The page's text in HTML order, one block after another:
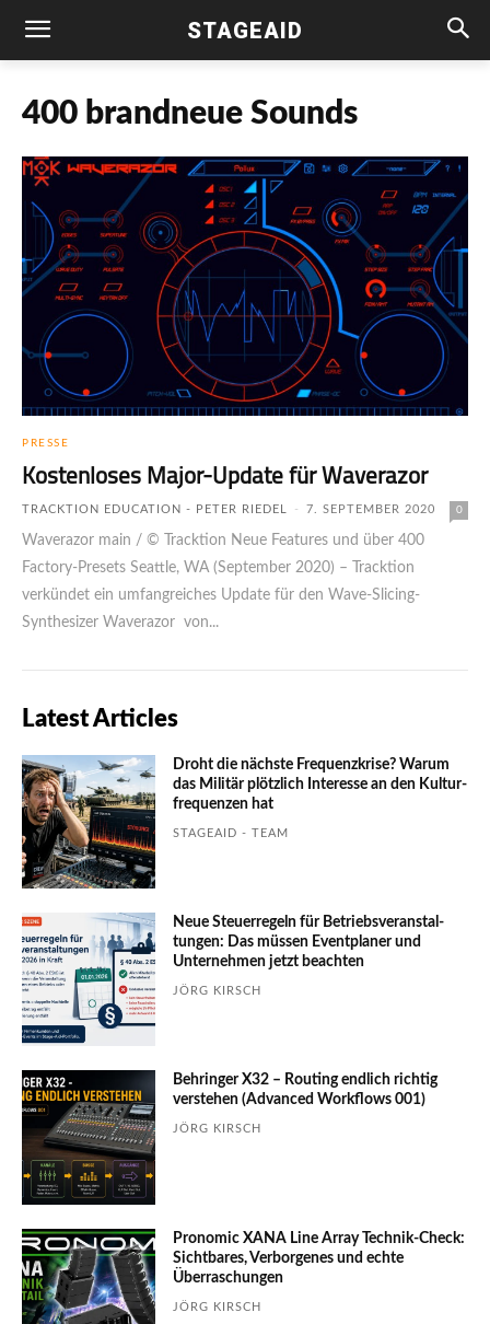
STAGEAID
400 brandneue Sounds
PRESSE
Kostenloses Major-Update für Waverazor
TRACKTION EDUCATION - PETER RIEDEL - 7. SEPTEMBER 2020 0
Waverazor main / © Tracktion Neue Features und über 400
Factory-Presets Seattle, WA (September 2020) – Tracktion
verkündet ein umfangreiches Update für den Wave-Slicing-
Synthesizer Waverazor von...
Latest Articles
Droht die nächste Frequenzkrise? Warum
das Mili­tär plötzlich Inte­resse an den Kultur­
fre­quen­zen hat
STAGEAID - TEAM
Neue Steuerregeln für Betriebs­ver­an­stal­
tungen: Das müssen Event­planer und
Unter­nehmen jetzt beachten
JÖRG KIRSCH
Behringer X32 – Routing endlich richtig
verstehen (Advanced Workflows 001)
JÖRG KIRSCH
Pronomic XANA Line Array Technik-Check:
Sichtbares, Verborgenes und echte
Überraschungen
JÖRG KIRSCH